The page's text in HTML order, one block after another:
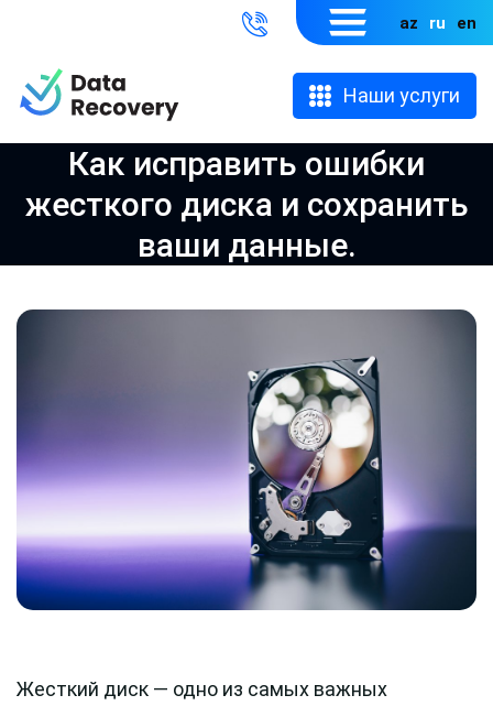
az ru en
Наши услуги
Как исправить ошибки
жесткого диска и сохранить
ваши данные.
Жесткий диск — одно из самых важных